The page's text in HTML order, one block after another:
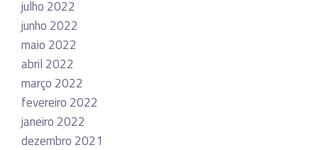
julho 2022
junho 2022
maio 2022
abril 2022
março 2022
fevereiro 2022
janeiro 2022
dezembro 2021